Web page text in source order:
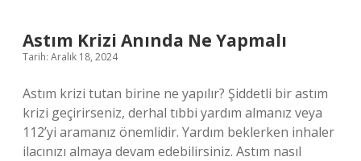
Astım Krizi Anında Ne Yapmalı
Tarih: Aralık 18, 2024
Astım krizi tutan birine ne yapılır? Şiddetli bir astım
krizi geçirirseniz, derhal tıbbi yardım almanız veya
112’yi aramanız önemlidir. Yardım beklerken inhaler
ilacınızı almaya devam edebilirsiniz. Astım nasıl